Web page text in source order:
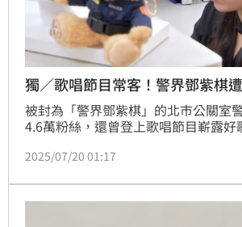
獨／歌唱節目常客！警界鄧紫棋
被封為「警界鄧紫棋」的北市公關室
4.6萬粉絲，還曾登上歌唱節目嶄露好
在社群網站徵友，甚至配上不實的文
2025/07/20 01:17